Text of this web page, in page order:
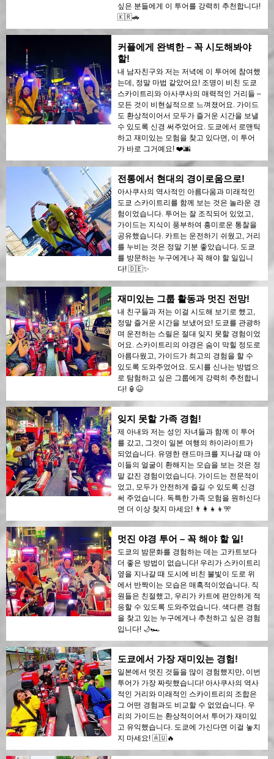
싶은 분들에게 이 투어를 강력히 추천합니다!
🇰🇷🚗
커플에게 완벽한 – 꼭 시도해봐야
할!
내 남자친구와 저는 저녁에 이 투어에 참여했
는데, 정말 마법 같았어요! 조명이 비친 도쿄
스카이트리와 아사쿠사의 매력적인 거리들 –
모든 것이 비현실적으로 느껴졌어요. 가이드
도 환상적이어서 모두가 즐거운 시간을 보낼
수 있도록 신경 써주었어요. 도쿄에서 로맨틱
하고 재미있는 모험을 찾고 있다면, 이 투어
가 바로 그거예요! ❤️🌆
전통에서 현대의 경이로움으로!
아사쿠사의 역사적인 아름다움과 미래적인
도쿄 스카이트리를 함께 보는 것은 놀라운 경
험이었습니다. 투어는 잘 조직되어 있었고,
가이드는 지식이 풍부하여 흥미로운 통찰을
공유했습니다. 카트는 운전하기 쉬웠고, 거리
를 누비는 것은 정말 기분 좋았습니다. 도쿄
를 방문하는 누구에게나 꼭 해야 할 일입니
다! 🇩🇪✨
재미있는 그룹 활동과 멋진 전망!
내 친구들과 저는 이걸 시도해 보기로 했고,
정말 즐거운 시간을 보냈어요! 도쿄를 관광하
며 운전하는 스릴은 절대 잊지 못할 경험이었
어요. 스카이트리의 야경은 숨이 막힐 정도로
아름다웠고, 가이드가 최고의 경험을 할 수
있도록 도와주었어요. 도시를 신나는 방법으
로 탐험하고 싶은 그룹에게 강력히 추천합니
다! 🏮😆
잊지 못할 가족 경험!
제 아내와 저는 성인 자녀들과 함께 이 투어
를 갔고, 그것이 일본 여행의 하이라이트가
되었습니다. 유명한 랜드마크를 지나갈 때 아
이들의 얼굴이 환해지는 모습을 보는 것은 정
말 값진 경험이었습니다. 가이드는 전문적이
었고, 모두가 안전하게 즐길 수 있도록 신경
써 주었습니다. 독특한 가족 모험을 원하신다
면 더 이상 찾지 마세요! 👨‍👩‍👧‍👦🎌
멋진 야경 투어 – 꼭 해야 할 일!
도쿄의 밤문화를 경험하는 데는 고카트보다
더 좋은 방법이 없습니다! 우리가 스카이트리
옆을 지나갈 때 도시에 비친 불빛이 도로 위
에서 반짝이는 모습은 매혹적이었습니다. 직
원들은 친절했고, 우리가 카트에 편안하게 적
응할 수 있도록 도와주었습니다. 색다른 경험
을 찾고 있는 누구에게나 추천하고 싶은 경험
입니다! 🌙🏎️
도쿄에서 가장 재미있는 경험!
일본에서 멋진 것들을 많이 경험했지만, 이번
투어가 가장 짜릿했습니다! 아사쿠사의 역사
적인 거리와 미래적인 스카이트리의 조합은
그 어떤 경험과도 비교할 수 없었습니다. 우
리의 가이드는 환상적이어서 투어가 재미있
고 유익했습니다. 도쿄에 가신다면 이걸 놓치
지 마세요! 🇦🇺🔥